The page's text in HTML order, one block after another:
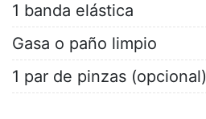
1 banda elástica
Gasa o paño limpio
1 par de pinzas (opcional)